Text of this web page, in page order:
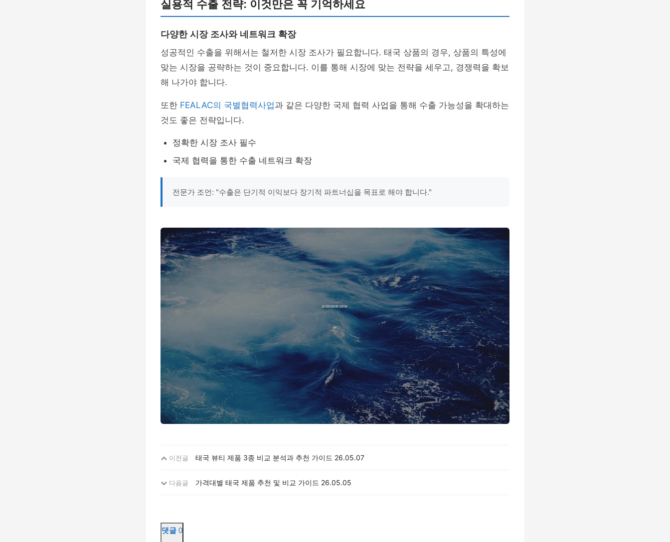
실용적 수출 전략: 이것만은 꼭 기억하세요
다양한 시장 조사와 네트워크 확장
성공적인 수출을 위해서는 철저한 시장 조사가 필요합니다. 태국 상품의 경우, 상품의 특성에
맞는 시장을 공략하는 것이 중요합니다. 이를 통해 시장에 맞는 전략을 세우고, 경쟁력을 확보
해 나가야 합니다.
또한 FEALAC의 국별협력사업과 같은 다양한 국제 협력 사업을 통해 수출 가능성을 확대하는
것도 좋은 전략입니다.
정확한 시장 조사 필수
국제 협력을 통한 수출 네트워크 확장
전문가 조언: "수출은 단기적 이익보다 장기적 파트너십을 목표로 해야 합니다."
이전글 태국 뷰티 제품 3종 비교 분석과 추천 가이드 26.05.07
다음글 가격대별 태국 제품 추천 및 비교 가이드 26.05.05
댓글 0